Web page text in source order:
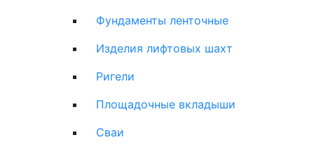
Фундаменты ленточные
Изделия лифтовых шахт
Ригели
Площадочные вкладыши
Сваи